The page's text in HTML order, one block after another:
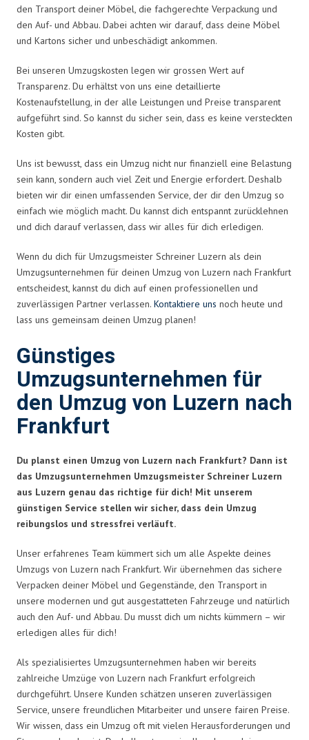
den Transport deiner Möbel, die fachgerechte Verpackung und
den Auf- und Abbau. Dabei achten wir darauf, dass deine Möbel
und Kartons sicher und unbeschädigt ankommen.
Bei unseren Umzugskosten legen wir grossen Wert auf
Transparenz. Du erhältst von uns eine detaillierte
Kostenaufstellung, in der alle Leistungen und Preise transparent
aufgeführt sind. So kannst du sicher sein, dass es keine versteckten
Kosten gibt.
Uns ist bewusst, dass ein Umzug nicht nur finanziell eine Belastung
sein kann, sondern auch viel Zeit und Energie erfordert. Deshalb
bieten wir dir einen umfassenden Service, der dir den Umzug so
einfach wie möglich macht. Du kannst dich entspannt zurücklehnen
und dich darauf verlassen, dass wir alles für dich erledigen.
Wenn du dich für Umzugsmeister Schreiner Luzern als dein
Umzugsunternehmen für deinen Umzug von Luzern nach Frankfurt
entscheidest, kannst du dich auf einen professionellen und
zuverlässigen Partner verlassen. Kontaktiere uns noch heute und
lass uns gemeinsam deinen Umzug planen!
Günstiges
Umzugsunternehmen für
den Umzug von Luzern nach
Frankfurt
Du planst einen Umzug von Luzern nach Frankfurt? Dann ist
das Umzugsunternehmen Umzugsmeister Schreiner Luzern
aus Luzern genau das richtige für dich! Mit unserem
günstigen Service stellen wir sicher, dass dein Umzug
reibungslos und stressfrei verläuft.
Unser erfahrenes Team kümmert sich um alle Aspekte deines
Umzugs von Luzern nach Frankfurt. Wir übernehmen das sichere
Verpacken deiner Möbel und Gegenstände, den Transport in
unsere modernen und gut ausgestatteten Fahrzeuge und natürlich
auch den Auf- und Abbau. Du musst dich um nichts kümmern – wir
erledigen alles für dich!
Als spezialisiertes Umzugsunternehmen haben wir bereits
zahlreiche Umzüge von Luzern nach Frankfurt erfolgreich
durchgeführt. Unsere Kunden schätzen unseren zuverlässigen
Service, unsere freundlichen Mitarbeiter und unsere fairen Preise.
Wir wissen, dass ein Umzug oft mit vielen Herausforderungen und